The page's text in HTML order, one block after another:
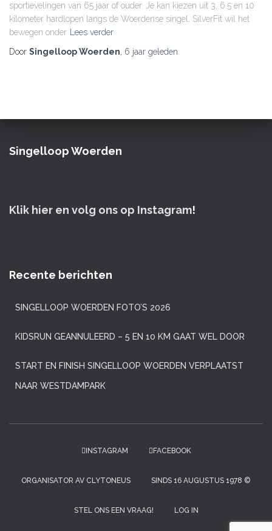
sportievelingen van 65 jaar of ouder. Je kan kiezen uit 3, 6.5 en 10
kilometer hardlopen langs de Woerdense singel. SilverFit wil het
bewegen onder
Lees verder
Door Singelloop Woerden, 6 jaar geleden
Singelloop Woerden
Klik hier en volg ons op Instagram!
Recente berichten
SINGELLOOP WOERDEN FOTO’S 2026
KIDSRUN GEANNULEERD – 5 EN 10 KM GAAT WEL DOOR
START EN FINISH SINGELLOOP WOERDEN VERPLAATST
NAAR WESTDAMPARK
INSTAGRAM FACEBOOK
ORGANISATOR AV CLYTONEUS SINDS 16 AUGUSTUS 1978 ©
STEL ONS EEN VRAAG! LOG IN